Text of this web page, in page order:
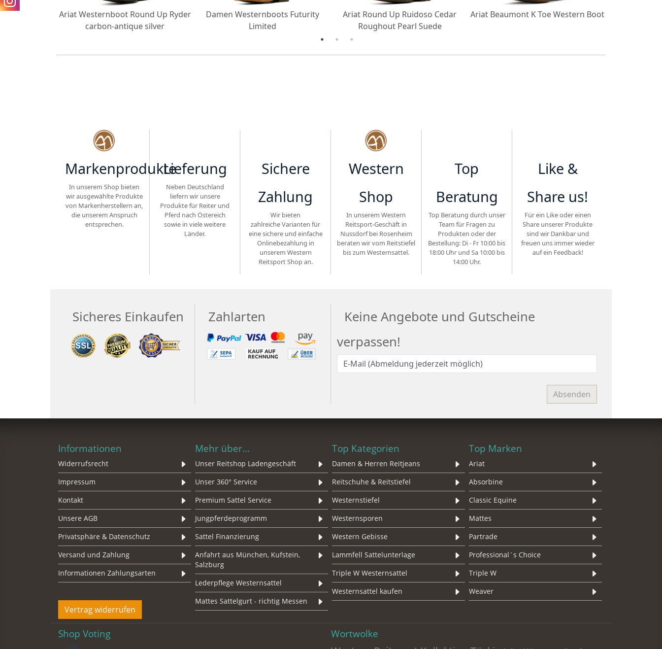
Round
Ariat Westernboot Round Up Ryder
carbon-antique silver
Damen Westernboots Futurity
Limited
Ariat Round Up Ruidoso Cedar
Roughout Pearl Suede
Ariat Beaumont K Toe Western Boot
Markenprodukte
In unserem Shop bieten
wir ausgewählte Produkte
von Markenherstellern an,
die unserem Anspruch
entsprechen.
Lieferung
Neben Deutschland
liefern wir unsere
Produkte für Reiter und
Pferd nach Östereich
sowie in viele weitere
Länder.
Sichere
Zahlung
Wir bieten
zahlreiche Varianten für
eine sichere und einfache
Onlinebezahlung in
unserem Western
Reitsport Shop an.
Western
Shop
In unserem Western
Reitsport-Geschäft in
Nussdorf bei Rosenheim
beraten wir vom Reitstiefel
bis zum Westernsattel.
Top
Beratung
Top Beratung durch unser
Team für Fragen zu
Produkten oder der
Bestellung: Di - Fr 10:00 bis
18:00 Uhr und Sa 10:00 bis
14:00 Uhr.
Like &
Share us!
Für ein Like oder einen
Share unserer Produkte
sind wir Dankbar und
freuen uns immer wieder
auf ein Feedback!
Sicheres Einkaufen Zahlarten
Keine Angebote und Gutscheine
verpassen!
Informationen
Widerrufsrecht
Impressum
Kontakt
Unsere AGB
Privatsphäre & Datenschutz
Versand und Zahlung
Informationen Zahlungsarten
Vertrag widerrufen
Mehr über...
Unser Reitshop Ladengeschäft
Unser 360° Service
Premium Sattel Service
Jungpferdeprogramm
Sattel Finanzierung
Anfahrt aus München, Kufstein,
Salzburg
Lederpflege Westernsattel
Mattes Sattelgurt - richtig Messen
Top Kategorien
Damen & Herren Reitjeans
Reitschuhe & Reitstiefel
Westernstiefel
Westernsporen
Western Gebisse
Lammfell Sattelunterlage
Triple W Westernsattel
Westernsattel kaufen
Top Marken
Ariat
Absorbine
Classic Equine
Mattes
Partrade
Professional´s Choice
Triple W
Weaver
Shop Voting Wortwolke